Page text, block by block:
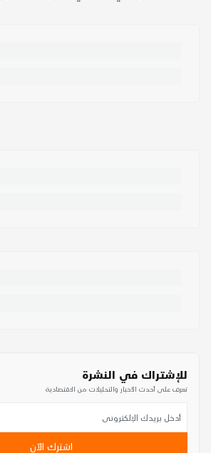
للإشتراك في النشرة
تعرف على أحدث الأخبار والتحليلات من الاقتصادية
اشترك الآن